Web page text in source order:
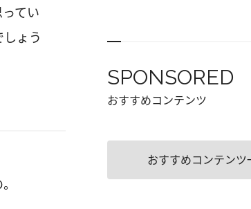
てい
ょう
SPONSORED
おすすめコンテンツ
おすすめコンテンツ